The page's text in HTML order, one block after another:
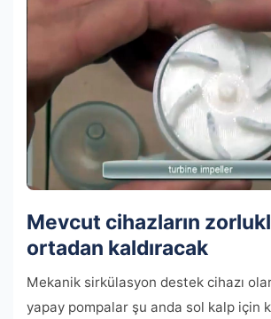
Mevcut cihazların
ortadan kaldıracak
Mekanik sirkülasyon destek cihazı
yapay pompalar şu anda sol kalp için